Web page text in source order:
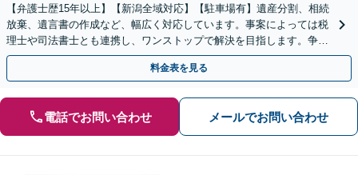
【弁護士歴15年以上】【新潟全域対応】【駐車場有】遺産分割、相続
放棄、遺言書の作成など、幅広く対応しています。事案によっては税
理士や司法書士とも連携し、ワンストップで解決を目指します。争い
を防ぐためにもぜひご相談ください。【分割払い可】
料金表を見る
電話でお問い合わせ メールでお問い合わせ